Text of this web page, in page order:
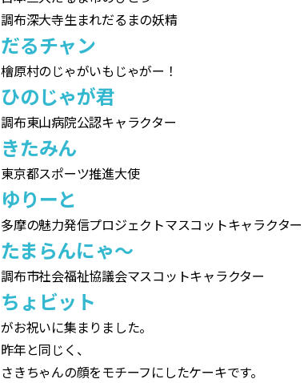
調布深大寺生まれだるまの妖精
だるチャン
檜原村のじゃがいもじゃがー！
ひのじゃが君
調布東山病院公認キャラクター
きたみん
東京都スポーツ推進大使
ゆりーと
多摩の魅力発信プロジェクトマスコットキャラクター
たまらんにゃ～
調布市社会福祉協議会マスコットキャラクター
ちょビット
がお祝いに集まりました。
昨年と同じく、
さきちゃんの顔をモチーフにしたケーキです。